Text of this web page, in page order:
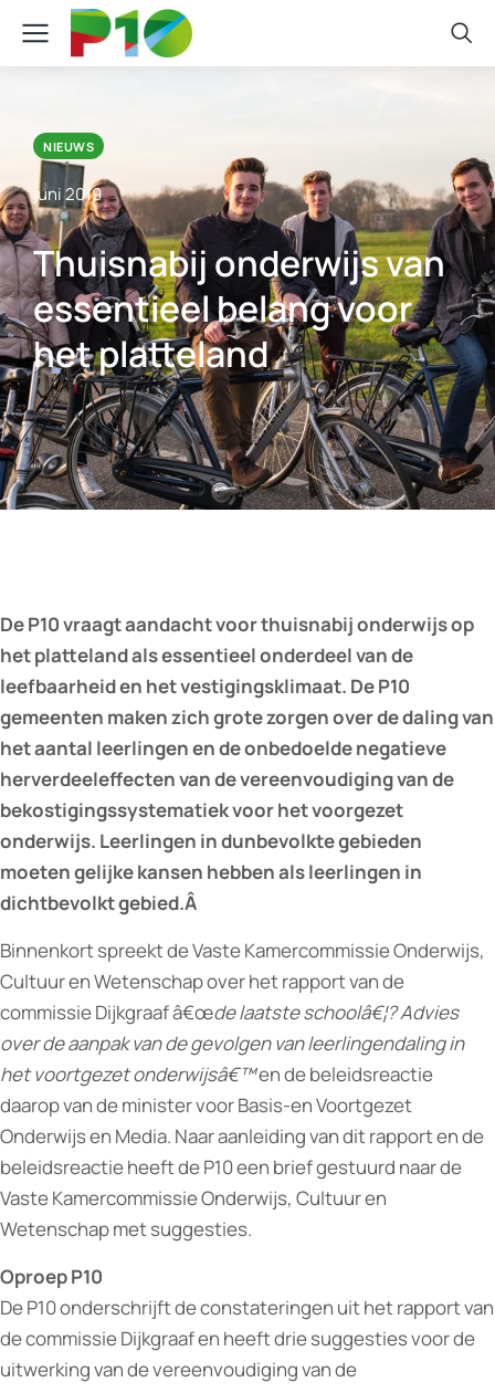
NIEUWS
juni 2019
Thuisnabij onderwijs van
essentieel belang voor
het platteland
De P10 vraagt aandacht voor thuisnabij onderwijs op
het platteland als essentieel onderdeel van de
leefbaarheid en het vestigingsklimaat. De P10
gemeenten maken zich grote zorgen over de daling van
het aantal leerlingen en de onbedoelde negatieve
herverdeeleffecten van de vereenvoudiging van de
bekostigingssystematiek voor het voorgezet
onderwijs. Leerlingen in dunbevolkte gebieden
moeten gelijke kansen hebben als leerlingen in
dichtbevolkt gebied.Â
Binnenkort spreekt de Vaste Kamercommissie Onderwijs,
Cultuur en Wetenschap over het rapport van de
commissie Dijkgraaf â€œde laatste schoolâ€¦? Advies
over de aanpak van de gevolgen van leerlingendaling in
het voortgezet onderwijsâ€™en de beleidsreactie
daarop van de minister voor Basis-en Voortgezet
Onderwijs en Media. Naar aanleiding van dit rapport en de
beleidsreactie heeft de P10 een brief gestuurd naar de
Vaste Kamercommissie Onderwijs, Cultuur en
Wetenschap met suggesties.
Oproep P10
De P10 onderschrijft de constateringen uit het rapport van
de commissie Dijkgraaf en heeft drie suggesties voor de
uitwerking van de vereenvoudiging van de